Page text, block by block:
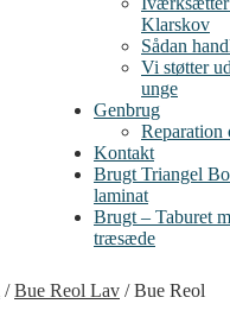
Klarskov
Sådan
Vi støtter
unge
Genbrug
Reparation
Kontakt
Brugt Triangel
laminat
Brugt – Taburet
træsæde
/Bue Reol Lav /Bue Reol